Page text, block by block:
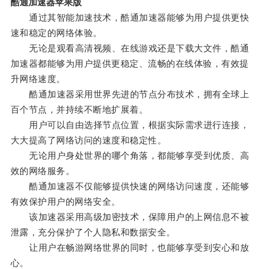
酷通加速器苹果版
通过其智能加速技术，酷通加速器能够为用户提供更快
速和稳定的网络体验。
无论是观看高清视频、在线游戏还是下载大文件，酷通
加速器都能够为用户提供更稳定、流畅的在线体验，有效提
升网络速度。
酷通加速器采用世界先进的节点分布技术，拥有全球上
百个节点，并持续不断地扩展着。
用户可以自由选择节点位置，根据实际需求进行连接，
大大提高了网络访问的速度和稳定性。
无论用户身处世界的哪个角落，都能够享受到优质、高
效的网络服务。
酷通加速器不仅能够提供快速的网络访问速度，还能够
有效保护用户的网络安全。
该加速器采用高级加密技术，保障用户的上网信息不被
泄露，充分保护了个人隐私和数据安全。
让用户在畅游网络世界的同时，也能够享受到安心和放
心。